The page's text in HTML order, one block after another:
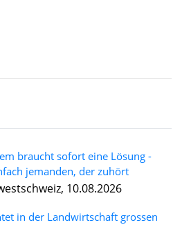
braucht sofort eine Lösung -
jemanden, der zuhört
10.08.2026
in der Landwirtschaft grossen